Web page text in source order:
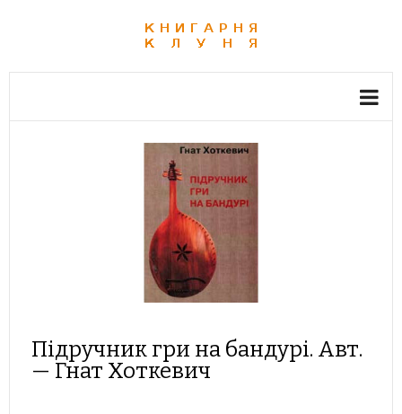
Підручник гри на бандурі. Авт.
— Гнат Хоткевич